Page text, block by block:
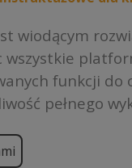
wiodącym
wszystkie
funkcji do
pełnego